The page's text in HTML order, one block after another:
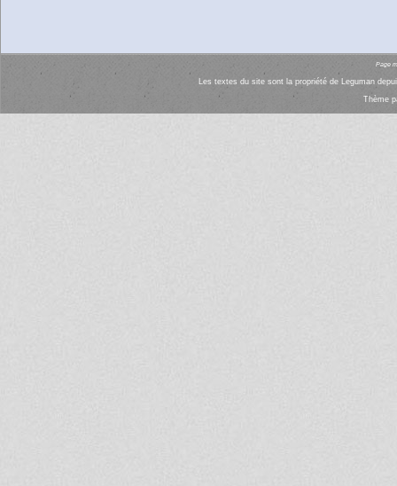
Page
Les textes du site sont la propriété de Leguman
Thème